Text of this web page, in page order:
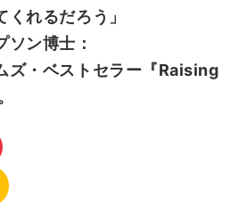
れるだろう」
ソン博士：
ズ・ベストセラー『Raising